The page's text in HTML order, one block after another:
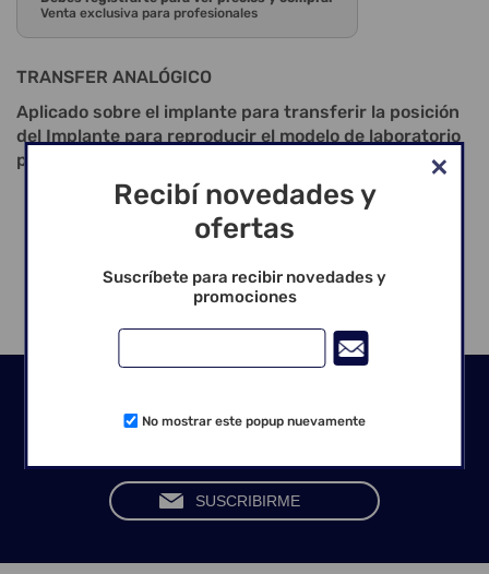
Venta exclusiva para profesionales
TRANSFER ANALÓGICO
Aplicado sobre el implante para transferir la posición
del Implante para reproducir el modelo de laboratorio
para la confección de la prótesis.
Instalación Transfer Moldeador Abierto: Llave
hexagonal n.o 7 – 1,17 mm;
Instalación Transfer Moldeador Cerrado: Llave
Fricción n.o 3.
Recibí novedades y
ofertas
Suscríbete para recibir novedades y
promociones
No mostrar este popup nuevamente